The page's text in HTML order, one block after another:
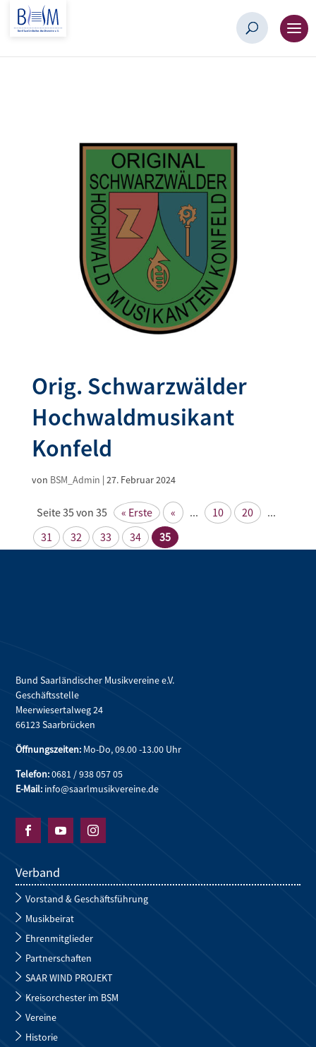
Orig. Schwarzwälder
Hochwaldmusikant
Konfeld
von BSM_Admin 27. Februar 2024
Seite 35 von 35 « Erste « ... 10 20
...
31
32 33 34 35
Bund Saarländischer Musikvereine e.V.
Geschäftsstelle
Meerwiesertalweg 24
66123 Saarbrücken
Öffnungszeiten: Mo-Do, 09.00 -13.00 Uhr
Telefon:0681 / 938 057 05
E-Mail: info@saarlmusikvereine.de
  
Verband
Vorstand & Geschäftsführung
Musikbeirat
Ehrenmitglieder
Partnerschaften
SAAR WIND PROJEKT
Kreisorchester im BSM
Vereine
Historie